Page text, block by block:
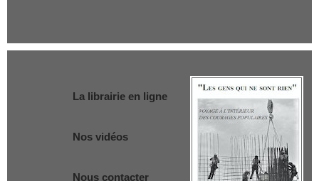
La librairie en ligne
Nos vidéos
Nous contacter